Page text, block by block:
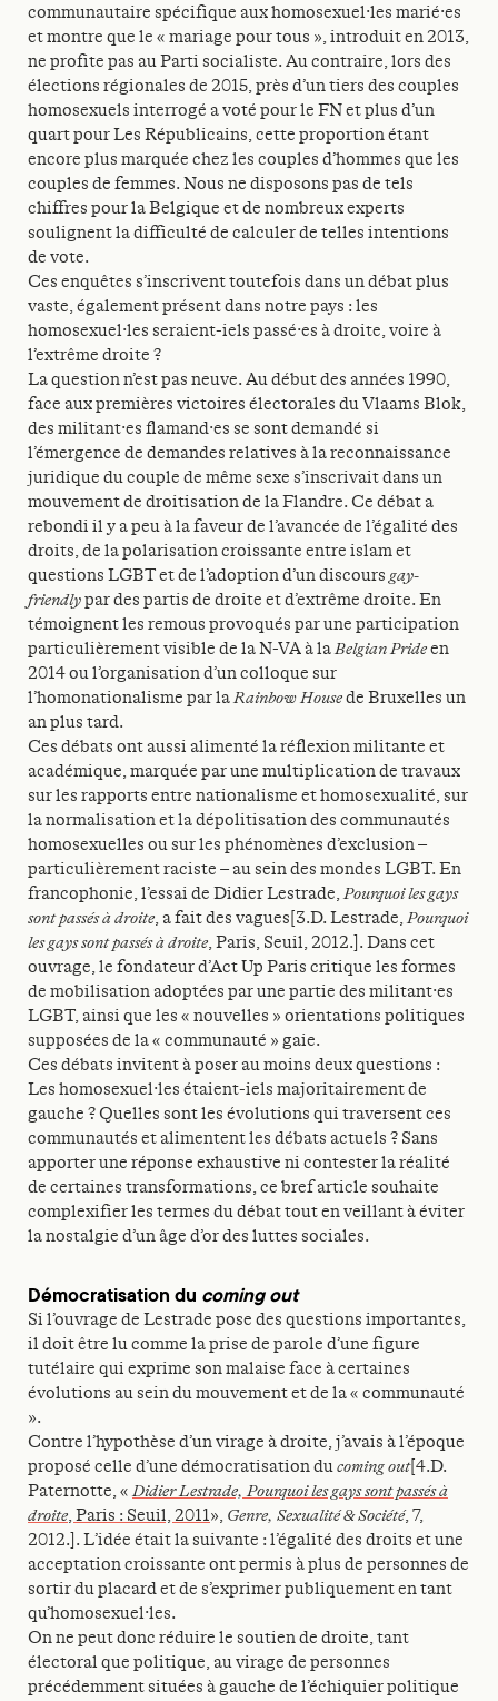
communautaire spécifique aux homosexuel·les marié·es
et montre que le « mariage pour tous », introduit en 2013,
ne profite pas au Parti socialiste. Au contraire, lors des
élections régionales de 2015, près d’un tiers des couples
homosexuels interrogé a voté pour le FN et plus d’un
quart pour Les Républicains, cette proportion étant
encore plus marquée chez les couples d’hommes que les
couples de femmes. Nous ne disposons pas de tels
chiffres pour la Belgique et de nombreux experts
soulignent la difficulté de calculer de telles intentions
de vote.
Ces enquêtes s’inscrivent toutefois dans un débat plus
vaste, également présent dans notre pays : les
homosexuel·les seraient-iels passé·es à droite, voire à
l’extrême droite ?
La question n’est pas neuve. Au début des années 1990,
face aux premières victoires électorales du Vlaams Blok,
des militant·es flamand·es se sont demandé si
l’émergence de demandes relatives à la reconnaissance
juridique du couple de même sexe s’inscrivait dans un
mouvement de droitisation de la Flandre. Ce débat a
rebondi il y a peu à la faveur de l’avancée de l’égalité des
droits, de la polarisation croissante entre islam et
questions LGBT et de l’adoption d’un discours gay-
friendlypar des partis de droite et d’extrême droite. En
témoignent les remous provoqués par une participation
particulièrement visible de la N-VA à laBelgian Prideen
2014 ou l’organisation d’un colloque sur
l’homonationalisme par laRainbow Housede Bruxelles un
an plus tard.
Ces débats ont aussi alimenté la réflexion militante et
académique, marquée par une multiplication de travaux
sur les rapports entre nationalisme et homosexualité, sur
la normalisation et la dépolitisation des communautés
homosexuelles ou sur les phénomènes d’exclusion –
particulièrement raciste – au sein des mondes LGBT. En
francophonie, l’essai de Didier Lestrade,Pourquoi les gays
sont passés à droite, a fait des vagues[3.D. Lestrade,Pourquoi
les gays sont passésà droite, Paris, Seuil, 2012.]. Dans cet
ouvrage, le fondateur d’Act Up Paris critique les formes
de mobilisation adoptées par une partie des militant·es
LGBT, ainsi que les « nouvelles » orientations politiques
supposées de la « communauté » gaie.
Ces débats invitent à poser au moins deux questions :
Les homosexuel·les étaient-iels majoritairement de
gauche ? Quelles sont les évolutions qui traversent ces
communautés et alimentent les débats actuels ? Sans
apporter une réponse exhaustive ni contester la réalité
de certaines transformations, ce bref article souhaite
complexifier les termes du débat tout en veillant à éviter
la nostalgie d’un âge d’or des luttes sociales.
Démocratisation du coming out
Si l’ouvrage de Lestrade pose des questions importantes,
il doit être lu comme la prise de parole d’une figure
tutélaire qui exprime son malaise face à certaines
évolutions au sein du mouvement et de la « communauté
».
Contre l’hypothèse d’un virage à droite, j’avais à l’époque
proposé celle d’une démocratisation ducoming out[4.D.
Paternotte, «Didier Lestrade, Pourquoi les gays sont passés à
droite, Paris : Seuil, 2011», Genre, Sexualité & Société, 7,
2012.]. L’idée était la suivante : l’égalité des droits et une
acceptation croissante ont permis à plus de personnes de
sortir du placard et de s’exprimer publiquement en tant
qu’homosexuel·les.
On ne peut donc réduire le soutien de droite, tant
électoral que politique, au virage de personnes
précédemment situées à gauche de l’échiquier politique